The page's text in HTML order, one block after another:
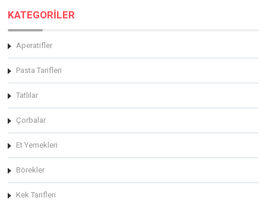
KATEGORİLER
Aperatifler
Pasta Tarifleri
Tatlılar
Çorbalar
Et Yemekleri
Börekler
Kek Tarifleri